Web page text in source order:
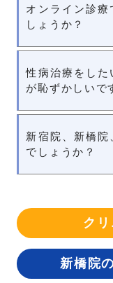
オンライン診
しょうか？
性病治療をした
が恥ずかしいで
新宿院、新橋
でしょうか？
ク
新橋院